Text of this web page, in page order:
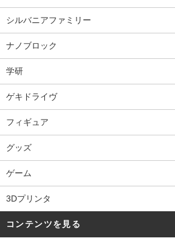
シルバニアファミリー
ナノブロック
学研
ゲキドライヴ
フィギュア
グッズ
ゲーム
3Dプリンタ
コンテンツを見る